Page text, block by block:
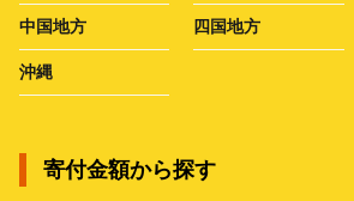
中国地方 四国地方
沖縄
寄付金額から探す